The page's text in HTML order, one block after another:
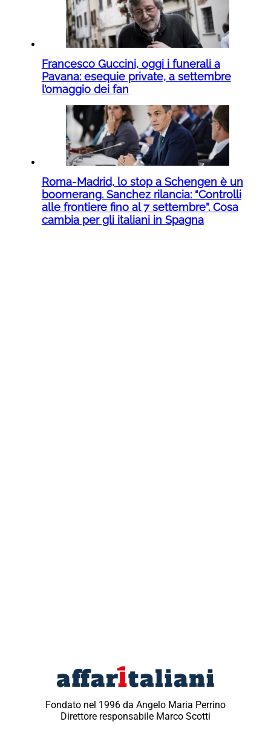
Francesco Guccini, oggi i funerali a
Pavana: esequie private, a settembre
l’omaggio dei fan
Roma-Madrid, lo stop a Schengen è un
boomerang. Sanchez rilancia: “Controlli
alle frontiere fino al 7 settembre”. Cosa
cambia per gli italiani in Spagna
Fondato nel 1996 da Angelo Maria Perrino
Direttore responsabile Marco Scotti